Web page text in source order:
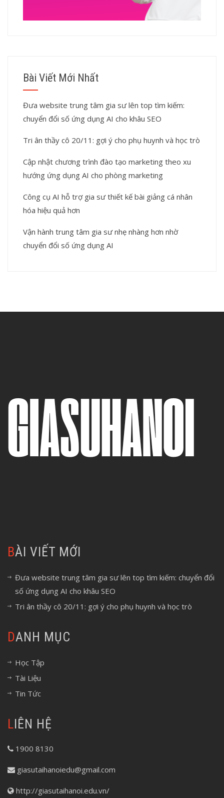
Bài Viết Mới Nhất
Đưa website trung tâm gia sư lên top tìm kiếm:
chuyển đổi số ứng dụng AI cho khâu SEO
Tri ân thầy cô 20/11: gợi ý cho phụ huynh và học trò
Cập nhật chương trình đào tạo marketing theo xu
hướng ứng dụng AI cho phòng marketing
Công cụ AI hỗ trợ gia sư thiết kế bài giảng cá nhân
hóa hiệu quả hơn
Vận hành trung tâm gia sư nhẹ nhàng hơn nhờ
chuyển đổi số ứng dụng AI
BÀI VIẾT MỚI
Đưa website trung tâm gia sư lên top tìm kiếm: chuyển đổi
số ứng dụng AI cho khâu SEO
Tri ân thầy cô 20/11: gợi ý cho phụ huynh và học trò
DANH MỤC
Học Tập
Tài Liệu
Tin Tức
LIÊN HỆ
1900 8130
giasutaihanoiedu@gmail.com
http://giasutaihanoi.edu.vn/